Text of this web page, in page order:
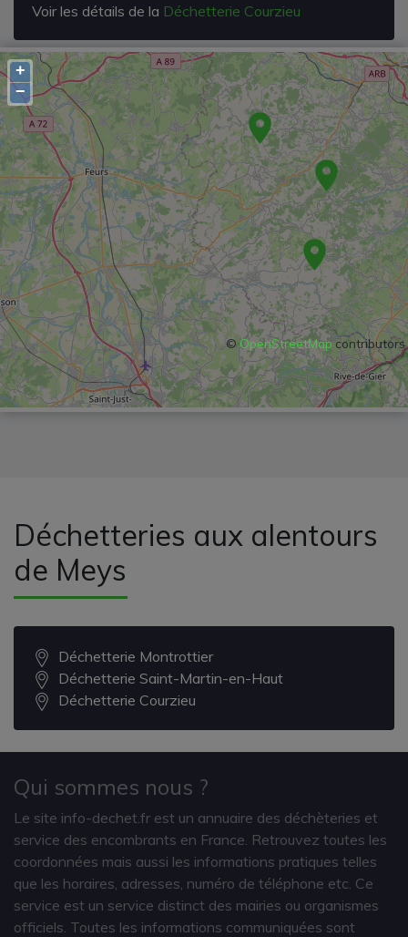
Voir les détails de la Déchetterie Courzieu
+
−
© OpenStreetMapcontributors
Déchetteries aux alentours
de Meys
Déchetterie Montrottier
Déchetterie Saint-Martin-en-Haut
Déchetterie Courzieu
Qui sommes nous ?
Le site info-dechet.fr est un annuaire des déchèteries et
service des encombrants en France. Retrouvez toutes les
coordonnées mais aussi les informations pratiques telles
que les horaires, adresses, numéro de téléphone etc. Ce
service est un service distinct des mairies ou organismes
officiels. Toutes les informations communiquées sont